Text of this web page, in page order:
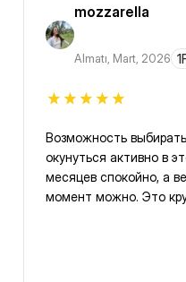
mozzarella
Almatı, Mart, 2026
Возможность
окунуться активно в
месяцев спокойно, а
момент можно. Это